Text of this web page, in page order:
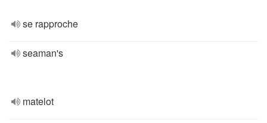
se rapproche
seaman's
matelot